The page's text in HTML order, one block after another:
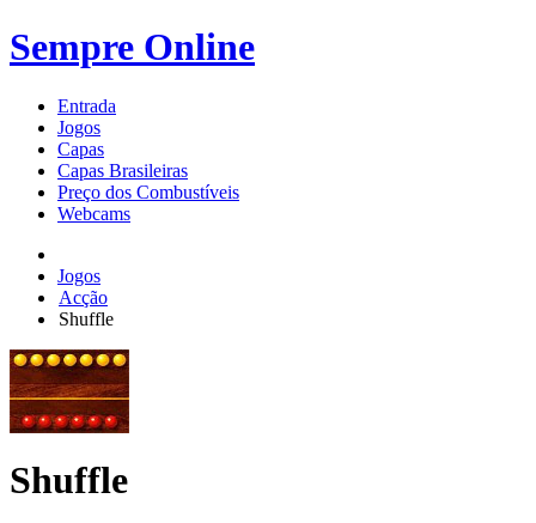
Sempre Online
Entrada
Jogos
Capas
Capas Brasileiras
Preço dos Combustíveis
Webcams
Jogos
Acção
Shuffle
Shuffle